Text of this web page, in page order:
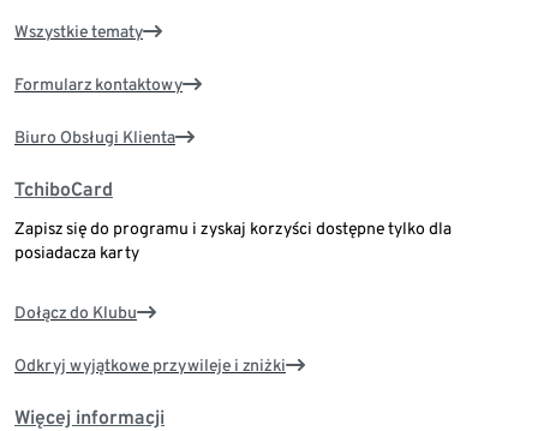
Wszystkie tematy
Formularz kontaktowy
Biuro Obsługi Klienta
TchiboCard
Zapisz się do programu i zyskaj korzyści dostępne tylko dla
posiadacza karty
Dołącz do Klubu
Odkryj wyjątkowe przywileje i zniżki
Więcej informacji